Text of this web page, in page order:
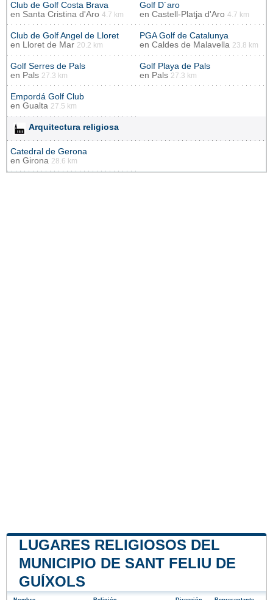
Club de Golf Costa Brava
en Santa Cristina d'Aro 4.7 km
Golf D´aro
en Castell-Platja d'Aro 4.7 km
Club de Golf Angel de Lloret
en Lloret de Mar 20.2 km
PGA Golf de Catalunya
en Caldes de Malavella 23.8 km
Golf Serres de Pals
en Pals 27.3 km
Golf Playa de Pals
en Pals 27.3 km
Empordá Golf Club
en Gualta 27.5 km
Arquitectura religiosa
Catedral de Gerona
en Girona 28.6 km
LUGARES RELIGIOSOS DEL
MUNICIPIO DE SANT FELIU DE
GUÍXOLS